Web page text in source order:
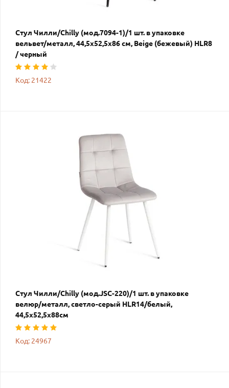
Стул Чилли/Chilly (мод.7094-1)/1 шт. в упаковке
вельвет/металл, 44,5х52,5х86 см, Beige (бежевый) HLR8
/ черный
Код: 21422
Стул Чилли/Chilly (мод.JSC-220)/1 шт. в упаковке
велюр/металл, светло-серый HLR14/белый,
44,5х52,5х88см
Код: 24967